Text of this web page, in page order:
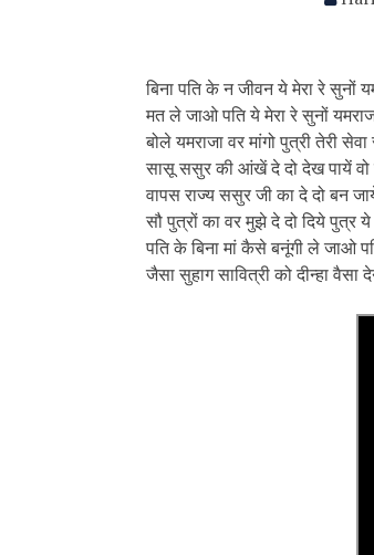
बिना पति के न जीवन ये मेरा रे सुनों
मत ले जाओ पति ये मेरा रे सुनों
बोले यमराजा वर मांगो पुत्री तेरी
सासू ससुर की आंखें दे दो देख पायें वो
वापस राज्य ससुर जी का दे दो बन जायें
सौ पुत्रों का वर मुझे दे दो दिये पुत्र ये
पति के बिना मां कैसे बनूंगी ले जाओ
जैसा सुहाग सावित्री को दीन्हा वैसा